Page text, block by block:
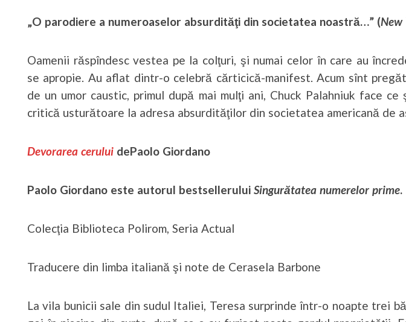
„O parodiere a numeroaselor absurdităţi din societatea noastră…” (New
Oamenii răspîndesc vestea pe la colţuri, şi numai celor în care au
se apropie. Au aflat dintr-o celebră cărticică-manifest. Acum sînt
de un umor caustic, primul după mai mulţi ani, Chuck Palahniuk face
critică usturătoare la adresa absurdităţilor din societatea americană de
Devorarea ceruluidePaolo Giordano
Paolo Giordano este autorul bestsellerului Singurătatea numerelor prime.
Colecţia Biblioteca Polirom, Seria Actual
Traducere din limba italiană şi note de Cerasela Barbone
La vila bunicii sale din sudul Italiei, Teresa surprinde într-o noapte trei